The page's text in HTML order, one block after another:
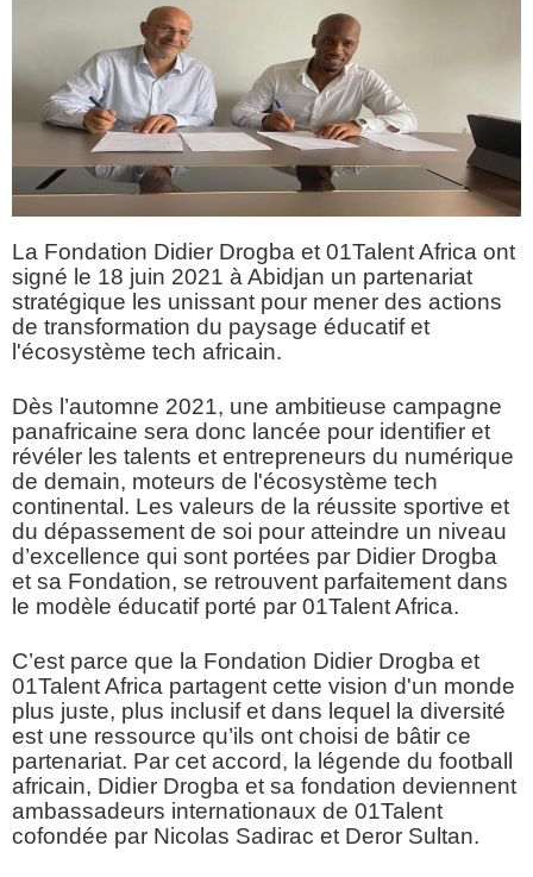
La Fondation Didier Drogba et 01Talent Africa ont
signé le 18 juin 2021 à Abidjan un partenariat
stratégique les unissant pour mener des actions
de transformation du paysage éducatif et
l'écosystème tech africain.
Dès l’automne 2021, une ambitieuse campagne
panafricaine sera donc lancée pour identifier et
révéler les talents et entrepreneurs du numérique
de demain, moteurs de l'écosystème tech
continental. Les valeurs de la réussite sportive et
du dépassement de soi pour atteindre un niveau
d’excellence qui sont portées par Didier Drogba
et sa Fondation, se retrouvent parfaitement dans
le modèle éducatif porté par 01Talent Africa.
C’est parce que la Fondation Didier Drogba et
01Talent Africa partagent cette vision d'un monde
plus juste, plus inclusif et dans lequel la diversité
est une ressource qu’ils ont choisi de bâtir ce
partenariat. Par cet accord, la légende du football
africain, Didier Drogba et sa fondation deviennent
ambassadeurs internationaux de 01Talent
cofondée par Nicolas Sadirac et Deror Sultan.